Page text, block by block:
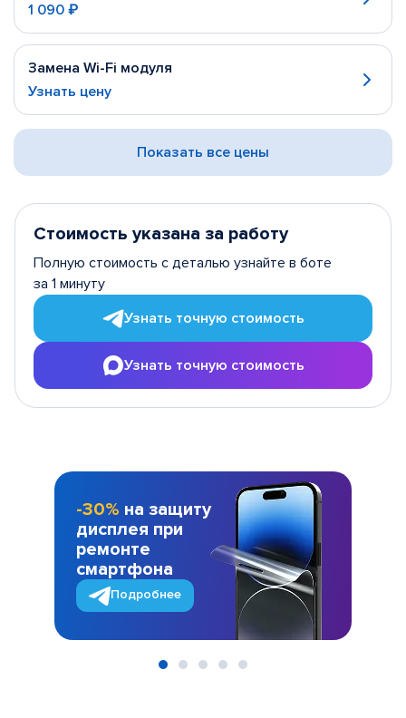
1 090 ₽
Замена Wi-Fi модуля
Узнать цену
Показать все цены
Стоимость указана за работу
Полную стоимость с деталью узнайте в боте
за 1 минуту
Узнать точную стоимость
Узнать точную стоимость
-30% на защиту
дисплея при
ремонте
смартфона
Подробнее